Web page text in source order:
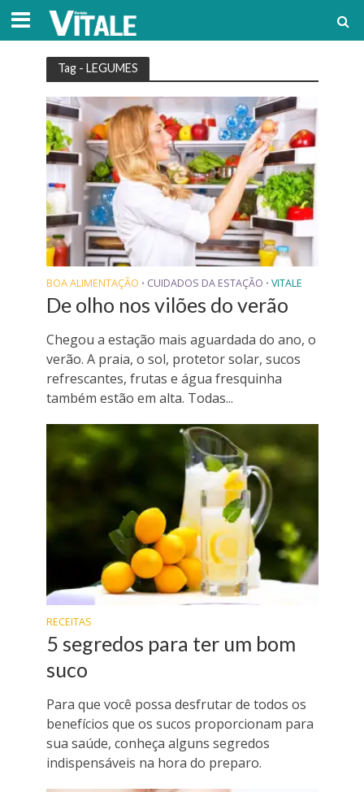
Tag - LEGUMES
BOA ALIMENTAÇÃO • CUIDADOS DA ESTAÇÃO • VITALE
De olho nos vilões do verão
Chegou a estação mais aguardada do ano, o
verão. A praia, o sol, protetor solar, sucos
refrescantes, frutas e água fresquinha
também estão em alta. Todas...
RECEITAS
5 segredos para ter um bom
suco
Para que você possa desfrutar de todos os
benefícios que os sucos proporcionam para
sua saúde, conheça alguns segredos
indispensáveis na hora do preparo.